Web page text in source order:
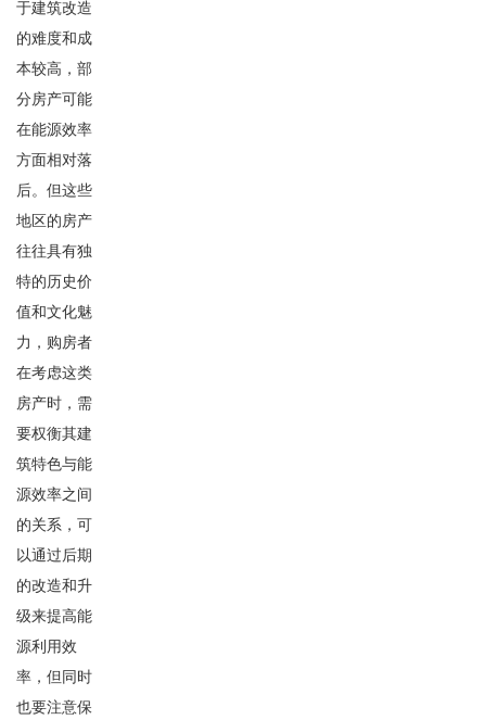
于建筑改造
的难度和成
本较高，部
分房产可能
在能源效率
方面相对落
后。但这些
地区的房产
往往具有独
特的历史价
值和文化魅
力，购房者
在考虑这类
房产时，需
要权衡其建
筑特色与能
源效率之间
的关系，可
以通过后期
的改造和升
级来提高能
源利用效
率，但同时
也要注意保